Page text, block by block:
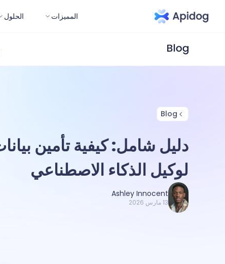
المميزات الحلول
Blog
لوكيل الذكاء الاصطناعي
Ashley Innocent
13 مارس 2026